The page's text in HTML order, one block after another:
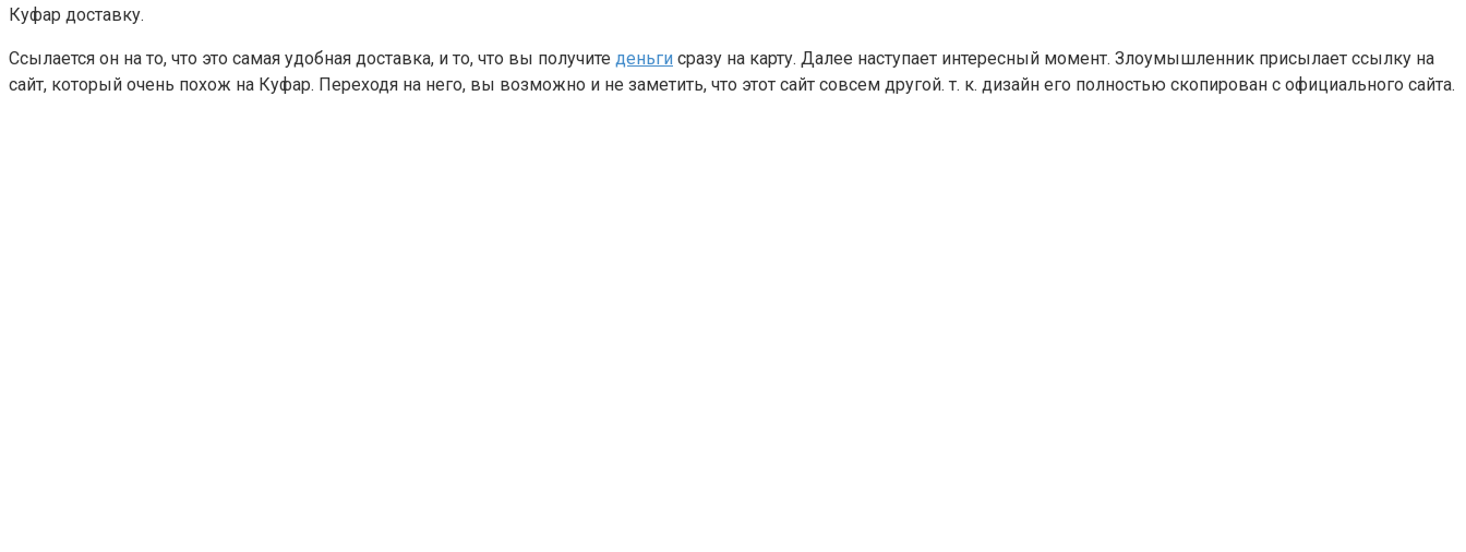
Куфар доставку.
Ссылается он на то, что это самая удобная доставка, и то, что вы получите деньги сразу на карту. Далее наступает интересный момент. Злоумышленник присылает ссылку на
сайт, который очень похож на Куфар. Переходя на него, вы возможно и не заметить, что этот сайт совсем другой. т. к. дизайн его полностью скопирован с официального сайта.